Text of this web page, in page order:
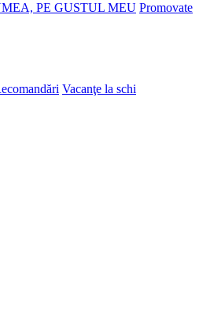
PE GUSTUL MEU Promovate
Vacanţe la schi